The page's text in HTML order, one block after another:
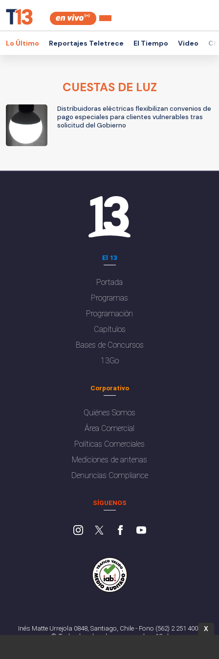
Lo Último Reportajes Teletrece El Tiempo Video
CUESTAS DE LUZ
Distribuidoras eléctricas flexibilizan convenios de
pago especiales para clientes vulnerables tras
solicitud del Gobierno
El 13
Portada
Programas
Programación
Capítulos
Bases de Concursos
13Go
Corporativo
Quiénes Somos
Área Comercial
Políticas Comerciales
Mediciones de antenas
Denuncias Compliance
SÍGUENOS
Inés Matte Urrejola 0848, Santiago, Chile - Fono (562) 2 251 4000
© Todos los derechos reservados. 13.cl
X